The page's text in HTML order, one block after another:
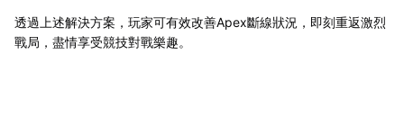
透過上述解決方案，玩家可有效改善Apex斷線狀況，即刻重返激烈
戰局，盡情享受競技對戰樂趣。